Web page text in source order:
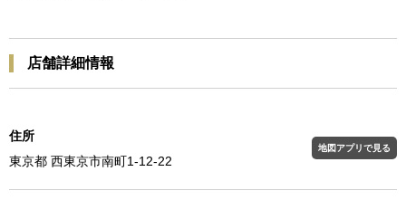
店舗詳細情報
住所
東京都 西東京市南町1-12-22
地図アプリで見る